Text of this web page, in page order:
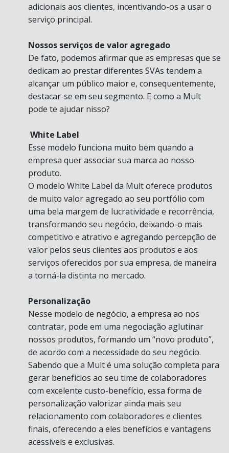
adicionais aos clientes, incentivando-os a usar o
serviço principal.
Nossos serviços de valor agregado
De fato, podemos afirmar que as empresas que se
dedicam ao prestar diferentes SVAs tendem a
alcançar um público maior e, consequentemente,
destacar-se em seu segmento. E como a Mult
pode te ajudar nisso?
White Label
Esse modelo funciona muito bem quando a
empresa quer associar sua marca ao nosso
produto.
O modelo White Label da Mult oferece produtos
de muito valor agregado ao seu portfólio com
uma bela margem de lucratividade e recorrência,
transformando seu negócio, deixando-o mais
competitivo e atrativo e agregando percepção de
valor pelos seus clientes aos produtos e aos
serviços oferecidos por sua empresa, de maneira
a torná-la distinta no mercado.
Personalização
Nesse modelo de negócio, a empresa ao nos
contratar, pode em uma negociação aglutinar
nossos produtos, formando um “novo produto”,
de acordo com a necessidade do seu negócio.
Sabendo que a Mult é uma solução completa para
gerar benefícios ao seu time de colaboradores
com excelente custo-benefício, essa forma de
personalização valorizar ainda mais seu
relacionamento com colaboradores e clientes
finais, oferecendo a eles benefícios e vantagens
acessíveis e exclusivas.